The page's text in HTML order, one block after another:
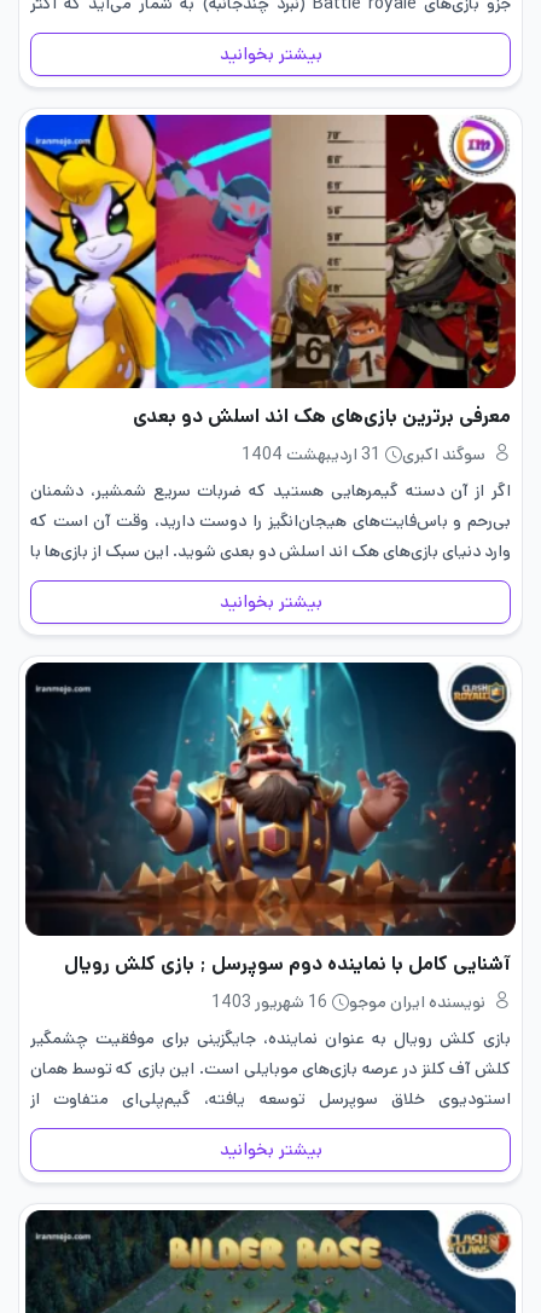
مشکلات بازی‌های قبلی را بررسی کرده…
بیشتر بخوانید
معرفی برترین بازی‌های هک اند اسلش دو بعدی
سوگند اکبری
31 اردیبهشت 1404
اگر از آن دسته گیمرهایی هستید که ضربات سریع شمشیر، دشمنان
بی‌رحم و باس‌فایت‌های هیجان‌انگیز را دوست دارید، وقت آن است که
وارد دنیای بازی‌های هک اند اسلش دو بعدی شوید. این سبک از بازی‌ها با
گیم‌پلی سرعتی، طراحی بصری…
بیشتر بخوانید
آشنایی کامل با نماینده دوم سوپرسل ; بازی کلش رویال
نویسنده ایران موجو
16 شهریور 1403
بازی کلش رویال به عنوان نماینده، جایگزینی برای موفقیت چشمگیر
کلش آف کلنز در عرصه بازی‌های موبایلی است. این بازی که توسط همان
استودیوی خلاق سوپرسل توسعه یافته، گیم‌پلی‌ای متفاوت از
پیشینیان خود ارائه می‌دهد. این بازی با استقبال گسترده‌ای…
بیشتر بخوانید